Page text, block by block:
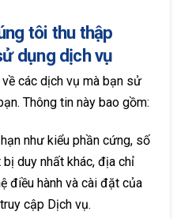
tôi thu thập
dụng dịch vụ
các dịch vụ mà bạn sử
Thông tin này bao gồm:
như kiểu phần cứng, số
bị duy nhất khác, địa chỉ
điều hành và cài đặt của
cập Dịch vụ.